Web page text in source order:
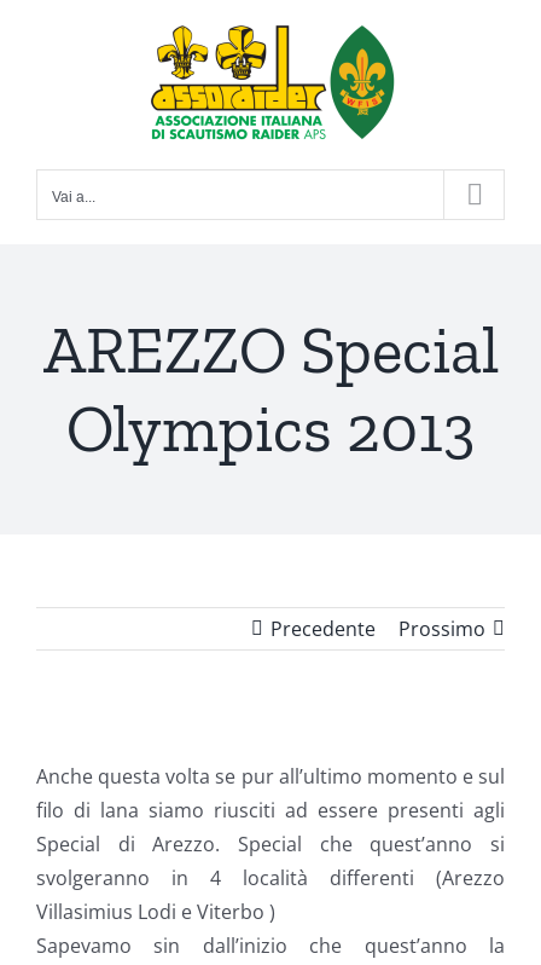
Vai a...
AREZZO Special
Olympics 2013
Precedente Prossimo
immagine
Anche questa volta se pur all’ultimo momento e sul
filo di lana siamo riusciti ad essere presenti agli
Special di Arezzo. Special che quest’anno si
svolgeranno in 4 località differenti (Arezzo
Villasimius Lodi e Viterbo )
Sapevamo sin dall’inizio che quest’anno la